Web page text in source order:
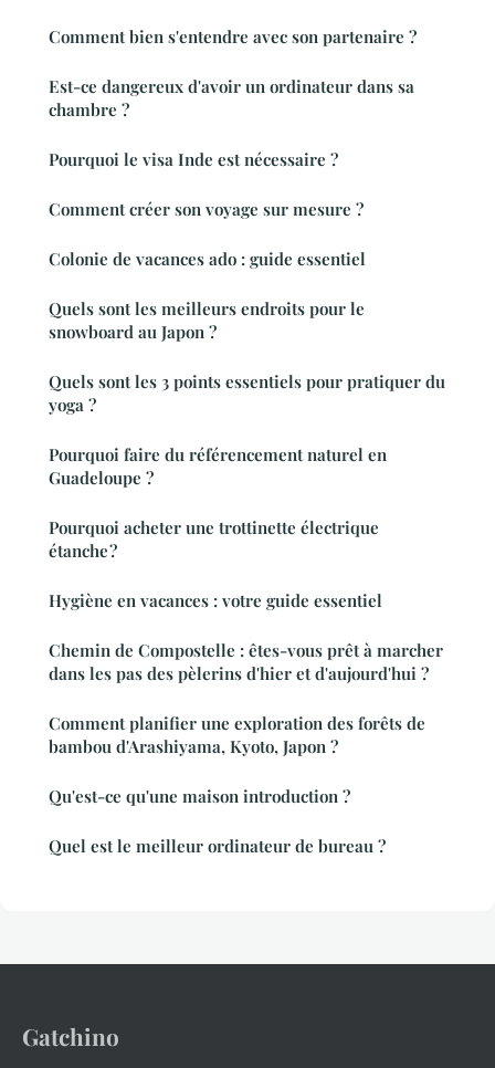
Comment bien s'entendre avec son partenaire ?
Est-ce dangereux d'avoir un ordinateur dans sa
chambre ?
Pourquoi le visa Inde est nécessaire ?
Comment créer son voyage sur mesure ?
Colonie de vacances ado : guide essentiel
Quels sont les meilleurs endroits pour le
snowboard au Japon ?
Quels sont les 3 points essentiels pour pratiquer du
yoga ?
Pourquoi faire du référencement naturel en
Guadeloupe ?
Pourquoi acheter une trottinette électrique
étanche ?
Hygiène en vacances : votre guide essentiel
Chemin de Compostelle : êtes-vous prêt à marcher
dans les pas des pèlerins d'hier et d'aujourd'hui ?
Comment planifier une exploration des forêts de
bambou d'Arashiyama, Kyoto, Japon ?
Qu'est-ce qu'une maison introduction ?
Quel est le meilleur ordinateur de bureau ?
Gatchino